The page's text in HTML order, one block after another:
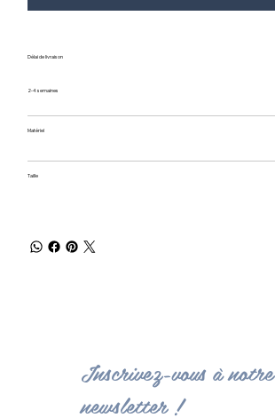
Délai de livraison
2-4 semaines
Matériel
Taille
Inscrivez-vous à notre
newsletter !